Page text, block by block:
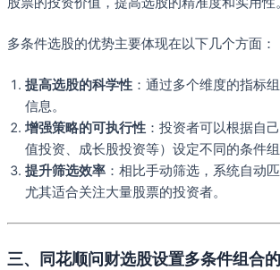
多条件选股的优势主要体现在以下几个方面：
提高选股的科学性 ：通过多个维度的指标
信息。
增强策略的可执行性 ：投资者可以根据自
值投资、成长股投资等）设定不同的条件组
提升筛选效率 ：相比手动筛选，系统自动
尤其适合关注大量股票的投资者。
三、同花顺问财选股设置多条件组合